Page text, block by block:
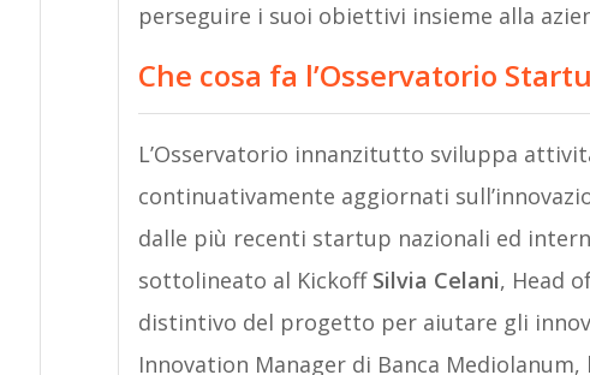
perseguire i suoi obiettivi insieme alla
Che cosa fa l’Osservatorio
L’Osservatorio innanzitutto sviluppa
continuativamente aggiornati
dalle più recenti startup nazionali ed
sottolineato al Kickoff Silvia Celani, Head
distintivo del progetto per aiutare gli
Innovation Manager di Banca